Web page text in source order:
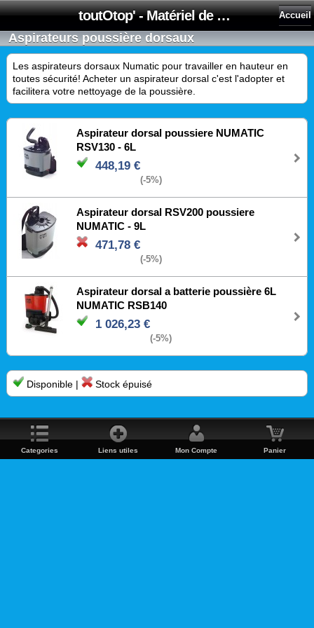
toutOtop' - Matériel de nettoyage, produit d'entretien, lubrifiant pour professionnel et particulier Accueil
Aspirateurs poussière dorsaux
Les aspirateurs dorsaux Numatic pour travailler en hauteur en
toutes sécurité! Acheter un aspirateur dorsal c'est l'adopter et
facilitera votre nettoyage de la poussière.
Aspirateur dorsal poussiere NUMATIC
RSV130 - 6L
448,19 €
(-5%)
Aspirateur dorsal RSV200 poussiere
NUMATIC - 9L
471,78 €
(-5%)
Aspirateur dorsal a batterie poussière 6L
NUMATIC RSB140
1 026,23 €
(-5%)
Disponible | Stock épuisé
Categories Liens utiles Mon Compte Panier